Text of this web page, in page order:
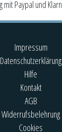
Impressum
Datenschutzerklärung
Hilfe
Kontakt
AGB
Widerrufsbelehrung
Cookies